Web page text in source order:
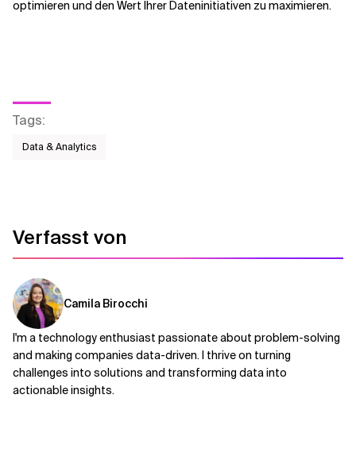
optimieren und den Wert Ihrer Dateninitiativen zu maximieren.
Tags:
Data & Analytics
Verfasst von
Camila Birocchi
I'm a technology enthusiast passionate about problem-solving
and making companies data-driven. I thrive on turning
challenges into solutions and transforming data into
actionable insights.